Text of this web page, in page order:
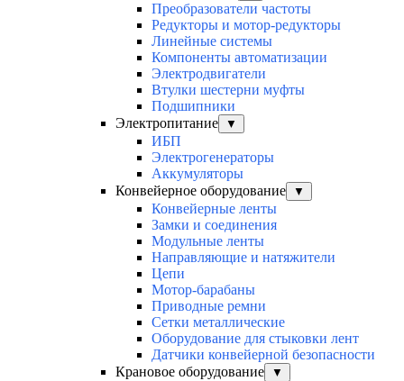
Преобразователи частоты
Редукторы и мотор-редукторы
Линейные системы
Компоненты автоматизации
Электродвигатели
Втулки шестерни муфты
Подшипники
Электропитание
▼
ИБП
Электрогенераторы
Аккумуляторы
Конвейерное оборудование
▼
Конвейерные ленты
Замки и соединения
Модульные ленты
Направляющие и натяжители
Цепи
Мотор-барабаны
Приводные ремни
Сетки металлические
Оборудование для стыковки лент
Датчики конвейерной безопасности
Крановое оборудование
▼